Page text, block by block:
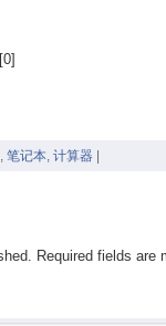
, 笔记本, 计算器 |
Required fields are